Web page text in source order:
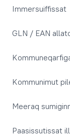
Immersuiffissat
GLN / EAN
Kommunimut
Meeraq
Paasissutissat